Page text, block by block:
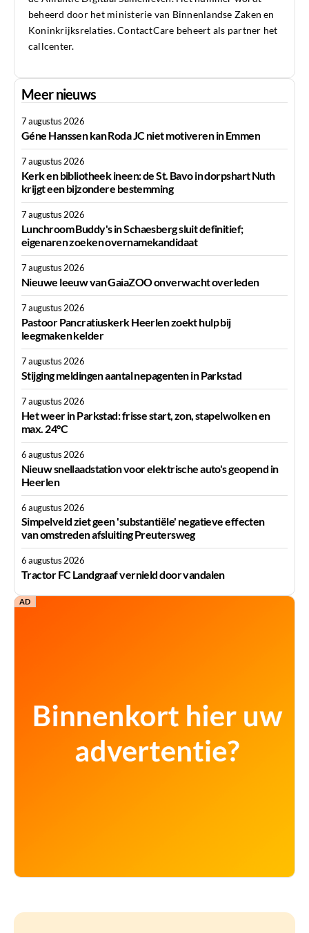
beheerd door het ministerie van Binnenlandse Zaken en
Koninkrijksrelaties. ContactCare beheert als partner het
callcenter.
Meer nieuws
7 augustus 2026
Géne Hanssen kan Roda JC niet motiveren in Emmen
7 augustus 2026
Kerk en bibliotheek ineen: de St. Bavo in dorpshart Nuth
krijgt een bijzondere bestemming
7 augustus 2026
Lunchroom Buddy's in Schaesberg sluit definitief;
eigenaren zoeken overnamekandidaat
7 augustus 2026
Nieuwe leeuw van GaiaZOO onverwacht overleden
7 augustus 2026
Pastoor Pancratiuskerk Heerlen zoekt hulp bij
leegmaken kelder
7 augustus 2026
Stijging meldingen aantal nepagenten in Parkstad
7 augustus 2026
Het weer in Parkstad: frisse start, zon, stapelwolken en
max. 24°C
6 augustus 2026
Nieuw snellaadstation voor elektrische auto's geopend in
Heerlen
6 augustus 2026
Simpelveld ziet geen 'substantiële' negatieve effecten
van omstreden afsluiting Preutersweg
6 augustus 2026
Tractor FC Landgraaf vernield door vandalen
AD